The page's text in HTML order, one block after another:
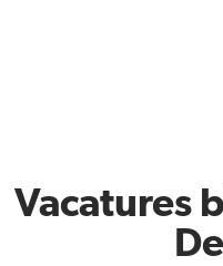
Vacatures